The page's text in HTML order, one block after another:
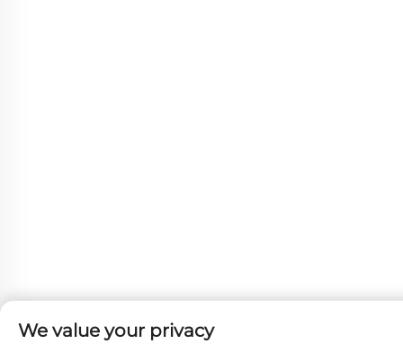
We value your privacy